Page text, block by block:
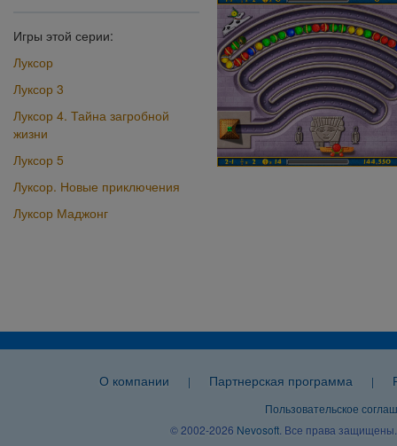
Игры этой серии:
Луксор
Луксор 3
Луксор 4. Тайна загробной
жизни
Луксор 5
Луксор. Новые приключения
Луксор Маджонг
О компании | Партнерская программа |
Пользовательское
© 2002-2026 Nevosoft . Все права защищены